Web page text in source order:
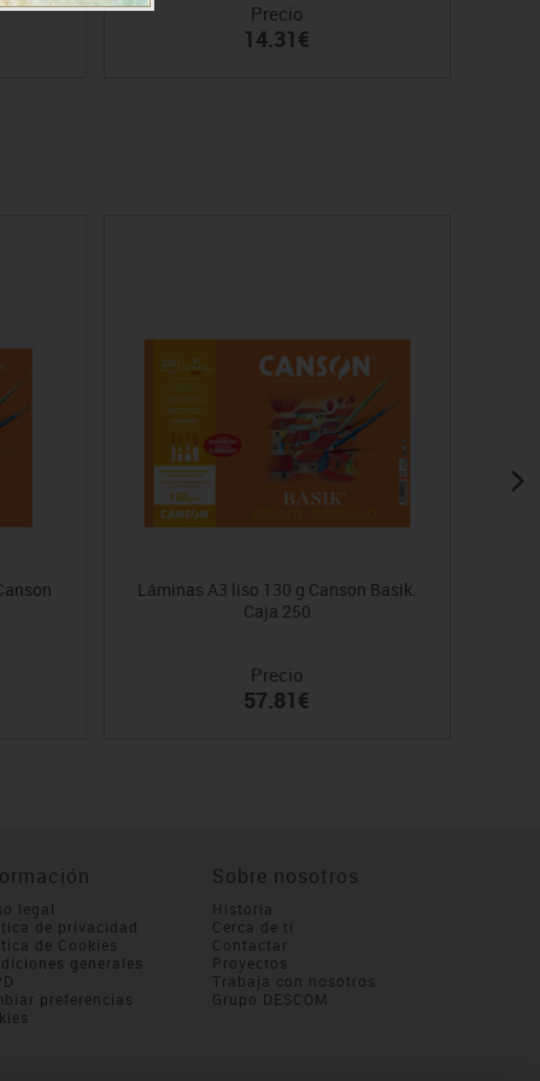
Precio
14.31€
Láminas A3 liso 130 g Canson Basik.
Caja 250
Precio
57.81€
legal
de privacidad
de Cookies
generales
preferencias
Sobre nosotros
Historia
Cerca de ti
Contactar
Proyectos
Trabaja con nosotros
Grupo DESCOM